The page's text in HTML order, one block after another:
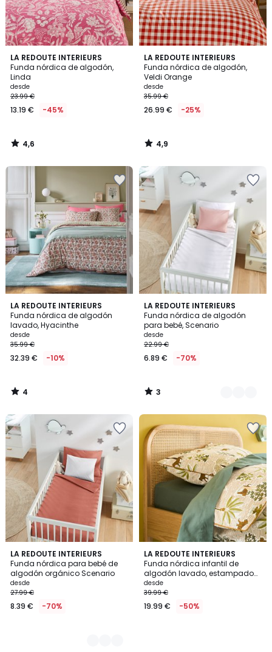
LA REDOUTE INTERIEURS
Funda nórdica de algodón,
Linda
desde
23.99 €
13.19 € -45%
4,6
/ 5
4,6
/
LA REDOUTE INTERIEURS
Funda nórdica de algodón,
Veldi Orange
desde
35.99 €
26.99 € -25%
4,9
/ 5
4,9
/
LA REDOUTE INTERIEURS
Funda nórdica de algodón
lavado, Hyacinthe
desde
35.99 €
32.39 € -10%
4
/
5
4
/
LA REDOUTE INTERIEURS
Funda nórdica de algodón
para bebé, Scenario
desde
22.99 €
6.89 € -70%
3
/
5
6
Colores
3
/
LA REDOUTE INTERIEURS
Funda nórdica para bebé de
algodón orgánico Scenario
desde
27.99 €
8.39 € -70%
4
Colores
LA REDOUTE INTERIEURS
Funda nórdica infantil de
algodón lavado, estampado
de jungla, WILA
desde
39.99 €
19.99 € -50%